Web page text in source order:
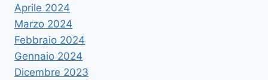
Aprile 2024
Marzo 2024
Febbraio 2024
Gennaio 2024
Dicembre 2023